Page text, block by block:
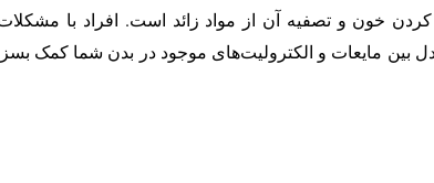
خون و تصفیه آن از مواد زائد است. افراد با
بین مایعات و الکترولیت‌های موجود در بدن شما کمک